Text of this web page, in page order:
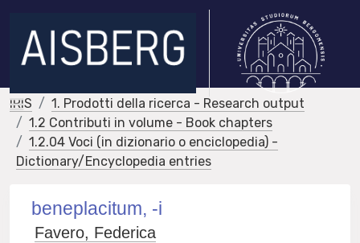
IRIS
1. Prodotti della ricerca - Research output
1.2 Contributi in volume - Book chapters
1.2.04 Voci (in dizionario o enciclopedia) -
Dictionary/Encyclopedia entries
beneplacitum, -i
Favero, Federica